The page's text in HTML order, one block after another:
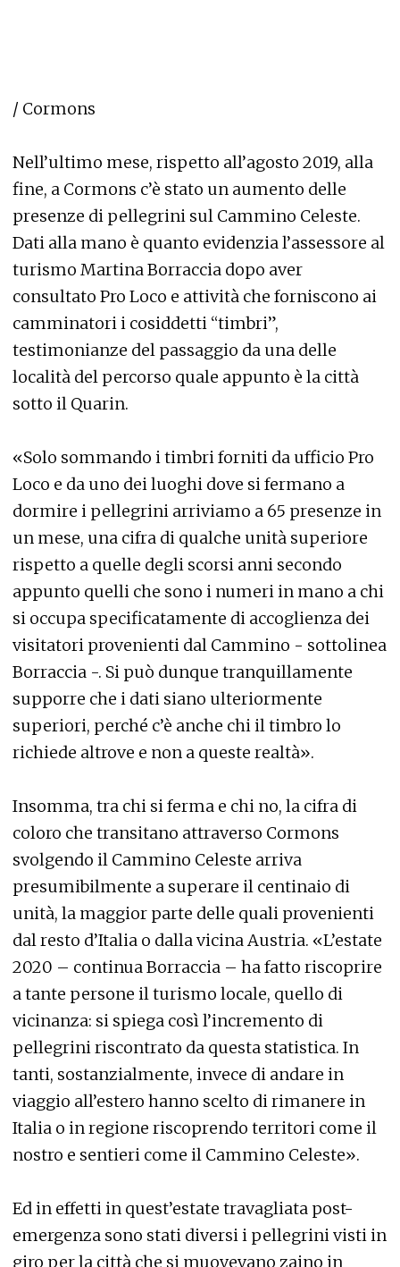
/ Cormons
Nell’ultimo mese, rispetto all’agosto 2019, alla
fine, a Cormons c’è stato un aumento delle
presenze di pellegrini sul Cammino Celeste.
Dati alla mano è quanto evidenzia l’assessore al
turismo Martina Borraccia dopo aver
consultato Pro Loco e attività che forniscono ai
camminatori i cosiddetti “timbri”,
testimonianze del passaggio da una delle
località del percorso quale appunto è la città
sotto il Quarin.
«Solo sommando i timbri forniti da ufficio Pro
Loco e da uno dei luoghi dove si fermano a
dormire i pellegrini arriviamo a 65 presenze in
un mese, una cifra di qualche unità superiore
rispetto a quelle degli scorsi anni secondo
appunto quelli che sono i numeri in mano a chi
si occupa specificatamente di accoglienza dei
visitatori provenienti dal Cammino - sottolinea
Borraccia -. Si può dunque tranquillamente
supporre che i dati siano ulteriormente
superiori, perché c’è anche chi il timbro lo
richiede altrove e non a queste realtà».
Insomma, tra chi si ferma e chi no, la cifra di
coloro che transitano attraverso Cormons
svolgendo il Cammino Celeste arriva
presumibilmente a superare il centinaio di
unità, la maggior parte delle quali provenienti
dal resto d’Italia o dalla vicina Austria. «L’estate
2020 – continua Borraccia – ha fatto riscoprire
a tante persone il turismo locale, quello di
vicinanza: si spiega così l’incremento di
pellegrini riscontrato da questa statistica. In
tanti, sostanzialmente, invece di andare in
viaggio all’estero hanno scelto di rimanere in
Italia o in regione riscoprendo territori come il
nostro e sentieri come il Cammino Celeste».
Ed in effetti in quest’estate travagliata post-
emergenza sono stati diversi i pellegrini visti in
giro per la città che si muovevano zaino in